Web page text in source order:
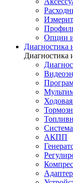
Опции
Диагностика
Диагностика
АКПП